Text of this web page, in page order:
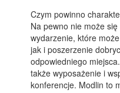
Czym powinno
Na pewno nie może
wydarzenie, które
jak i poszerzenie
odpowiedniego
także wyposażenie i
konferencje. Modlin to